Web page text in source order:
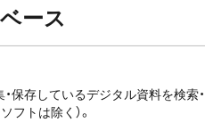
ース
保存しているデジタル資料を検索
フトは除く）。